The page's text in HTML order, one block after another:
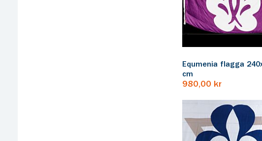
Equmenia flagga
cm
980,00 kr